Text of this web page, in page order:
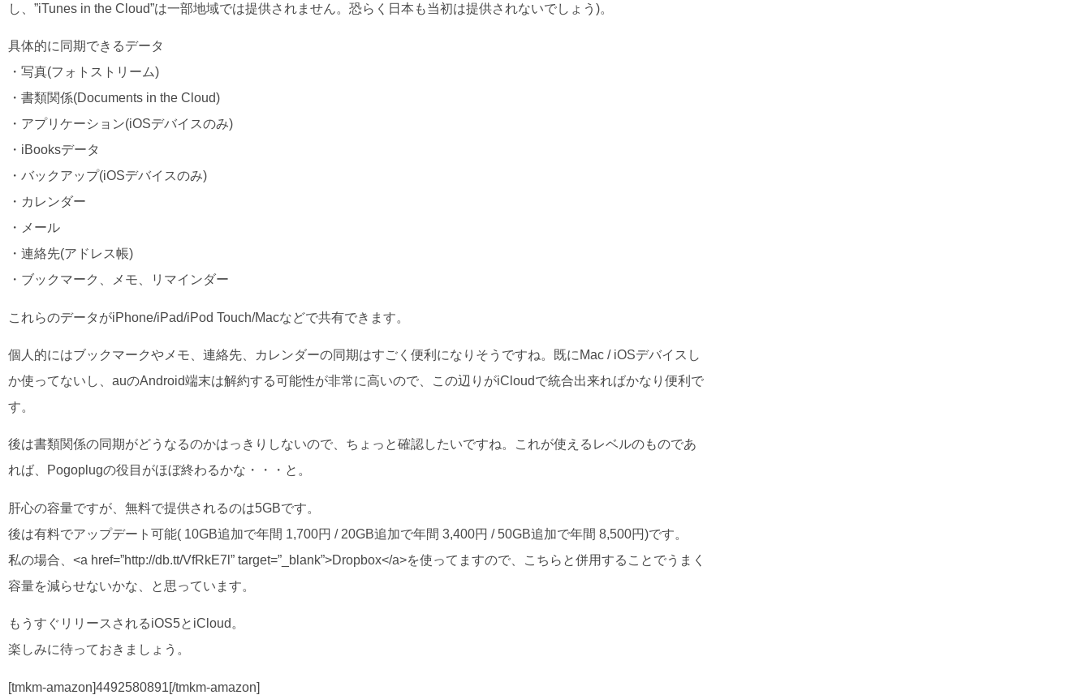
し、”iTunes in the Cloud”は一部地域では提供されません。恐らく日本も当初は提供されないでしょう)。
具体的に同期できるデータ
・写真(フォトストリーム)
・書類関係(Documents in the Cloud)
・アプリケーション(iOSデバイスのみ)
・iBooksデータ
・バックアップ(iOSデバイスのみ)
・カレンダー
・メール
・連絡先(アドレス帳)
・ブックマーク、メモ、リマインダー
これらのデータがiPhone/iPad/iPod Touch/Macなどで共有できます。
個人的にはブックマークやメモ、連絡先、カレンダーの同期はすごく便利になりそうですね。既にMac / iOSデバイスし
か使ってないし、auのAndroid端末は解約する可能性が非常に高いので、この辺りがiCloudで統合出来ればかなり便利で
す。
後は書類関係の同期がどうなるのかはっきりしないので、ちょっと確認したいですね。これが使えるレベルのものであ
れば、Pogoplugの役目がほぼ終わるかな・・・と。
肝心の容量ですが、無料で提供されるのは5GBです。
後は有料でアップデート可能( 10GB追加で年間 1,700円 / 20GB追加で年間 3,400円 / 50GB追加で年間 8,500円)です。
私の場合、<a href=”http://db.tt/VfRkE7l” target=”_blank”>Dropbox</a>を使ってますので、こちらと併用することでうまく
容量を減らせないかな、と思っています。
もうすぐリリースされるiOS5とiCloud。
楽しみに待っておきましょう。
[tmkm-amazon]4492580891[/tmkm-amazon]